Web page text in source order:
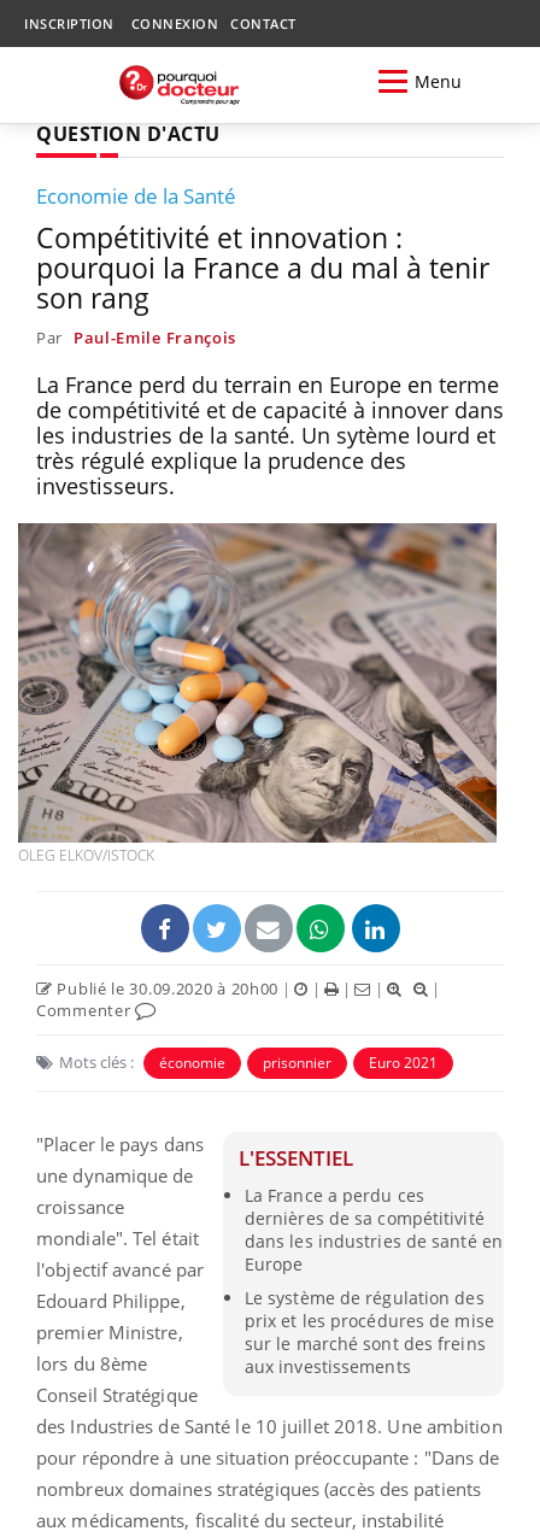
INSCRIPTION CONNEXION CONTACT
Menu
QUESTION D'ACTU
Economie de la Santé
Compétitivité et innovation :
pourquoi la France a du mal à tenir
son rang
Par Paul-Emile François
La France perd du terrain en Europe en terme
de compétitivité et de capacité à innover dans
les industries de la santé. Un sytème lourd et
très régulé explique la prudence des
investisseurs.
OLEG ELKOV/ISTOCK
Publié le 30.09.2020 à 20h00 | | | |
|
Commenter
Mots clés : économie prisonnier Euro 2021
L'ESSENTIEL
La France a perdu ces
dernières de sa compétitivité
dans les industries de santé en
Europe
Le système de régulation des
prix et les procédures de mise
sur le marché sont des freins
aux investissements
"Placer le pays dans
une dynamique de
croissance
mondiale". Tel était
l'objectif avancé par
Edouard Philippe,
premier Ministre,
lors du 8ème
Conseil Stratégique
des Industries de Santé le 10 juillet 2018. Une ambition
pour répondre à une situation préoccupante : "Dans de
nombreux domaines stratégiques (accès des patients
aux médicaments, fiscalité du secteur, instabilité